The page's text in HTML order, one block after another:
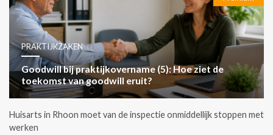
PRAKTIJKZAKEN
Goodwill bij praktijkovername (5): Hoe ziet de
toekomst van goodwill eruit?
Huisarts in Rhoon moet van de inspectie onmiddellijk stoppen met
werken